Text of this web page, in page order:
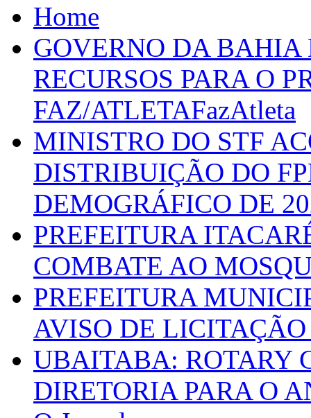
Home
GOVERNO DA
RECURSOS PARA O
FAZ/ATLETAFazAtleta
MINISTRO DO STF
DISTRIBUIÇÃO DO
DEMOGRÁFICO DE
PREFEITURA
COMBATE AO
PREFEITURA
AVISO DE LICITAÇÃO
UBAITABA: ROTARY
DIRETORIA PARA O